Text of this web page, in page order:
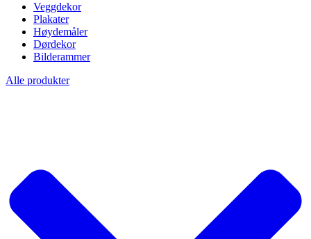
Veggdekor
Plakater
Høydemåler
Dørdekor
Bilderammer
Alle produkter